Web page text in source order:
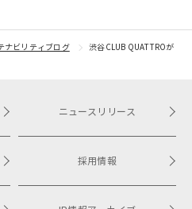
ナビリティブログ
渋谷CLUB QUATTROが
ニュースリリース
採用情報